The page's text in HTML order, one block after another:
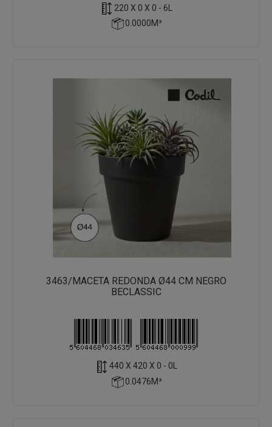
220 X 0 X 0 - 6L
0.0000M³
3463/MACETA REDONDA Ø44 CM NEGRO
BECLASSIC
440 X 420 X 0 - 0L
0.0476M³